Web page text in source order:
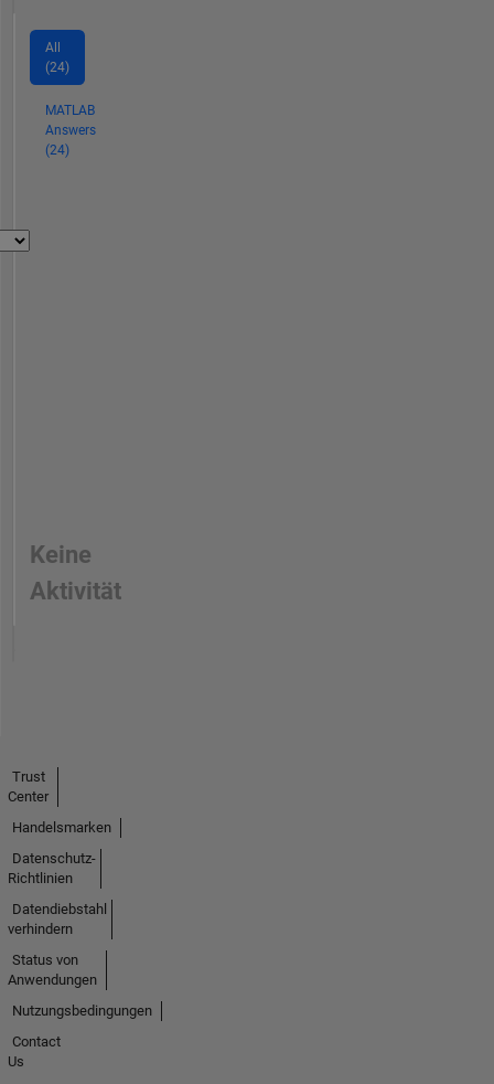
All
(24)
MATLAB
Answers
(24)
Keine
Aktivität
Trust
Center
Handelsmarken
Datenschutz-
Richtlinien
Datendiebstahl
verhindern
Status von
Anwendungen
Nutzungsbedingungen
Contact
Us